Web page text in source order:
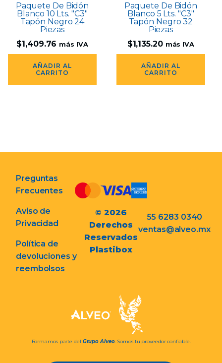
Paquete De Bidón
Blanco 10 Lts. "C3"
Tapón Negro 24
Piezas
$1,409.76 más IVA
AÑADIR AL
CARRITO
Paquete De Bidón
Blanco 5 Lts. "C3"
Tapón Negro 32
Piezas
$1,135.20 más IVA
AÑADIR AL
CARRITO
Preguntas
Frecuentes
Aviso de
Privacidad
Política de
devoluciones y
reembolsos
© 2026
Derechos
Reservados
Plastibox
55 6283 0340
ventas@alveo.mx
Formamos parte del Grupo Alveo. Somos tu proveedor confiable.